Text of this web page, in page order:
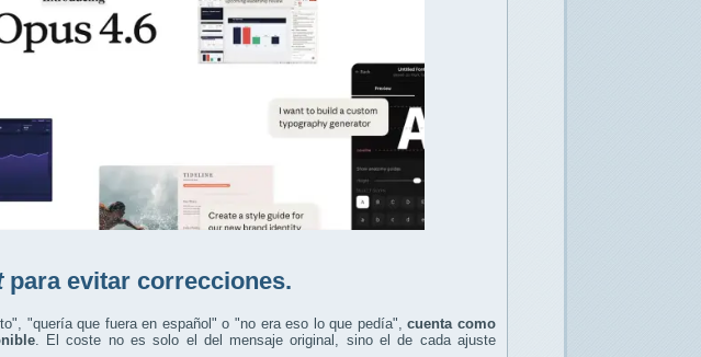
para evitar correcciones.
"quería que fuera en español" o "no era eso lo que pedía",cuenta como
. El coste no es solo el del mensaje original, sino el de cada ajuste